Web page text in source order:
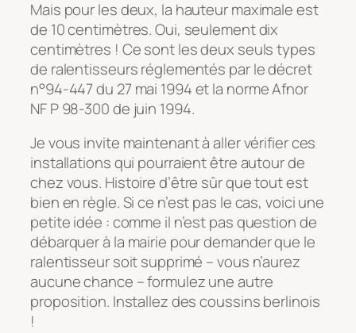
Mais pour les deux, la hauteur maximale est
de 10 centimètres. Oui, seulement dix
centimètres ! Ce sont les deux seuls types
de ralentisseurs réglementés par le décret
n°94-447 du 27 mai 1994 et la norme Afnor
NF P 98-300 de juin 1994.
Je vous invite maintenant à aller vérifier ces
installations qui pourraient être autour de
chez vous. Histoire d’être sûr que tout est
bien en règle. Si ce n’est pas le cas, voici une
petite idée : comme il n’est pas question de
débarquer à la mairie pour demander que le
ralentisseur soit supprimé – vous n’aurez
aucune chance – formulez une autre
proposition. Installez des coussins berlinois
!